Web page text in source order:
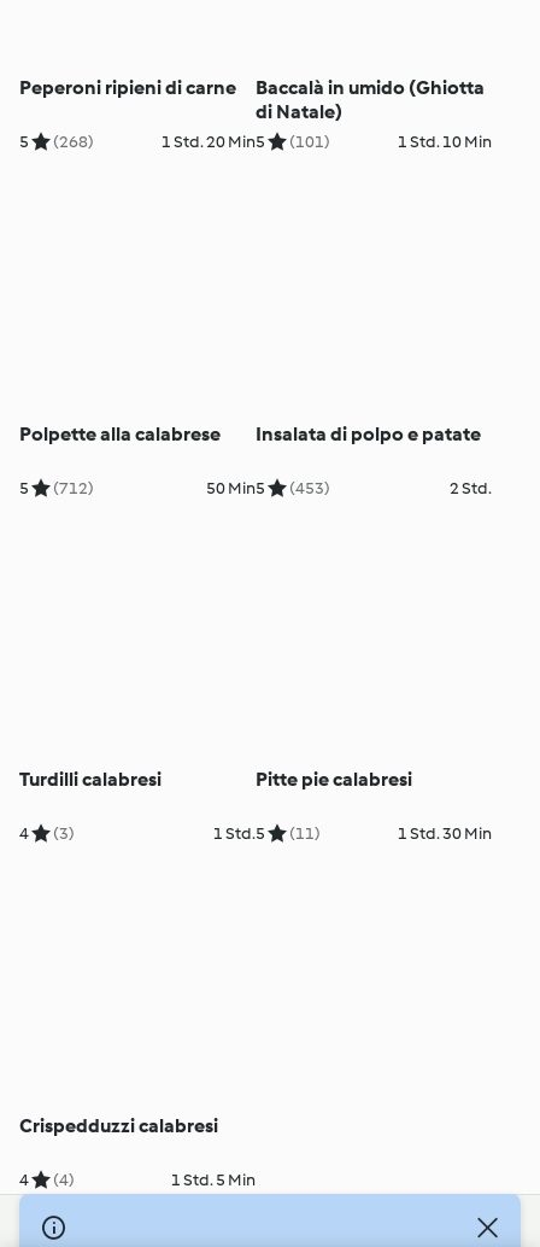
Peperoni ripieni di carne
5 (268) 1 Std. 20 Min
Baccalà in umido (Ghiotta
di Natale)
5 (101) 1 Std. 10 Min
Polpette alla calabrese
5 (712) 50 Min
Insalata di polpo e patate
5 (453) 2 Std.
Turdilli calabresi
4 (3) 1 Std.
Pitte pie calabresi
5 (11) 1 Std. 30 Min
Crispedduzzi calabresi
4 (4) 1 Std. 5 Min
© Copyright 2026